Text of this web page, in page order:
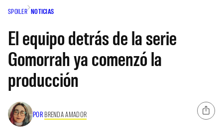
SPOILER NOTICIAS
El equipo detrás de la serie
Gomorrah ya comenzó la
producción
POR BRENDA AMADOR